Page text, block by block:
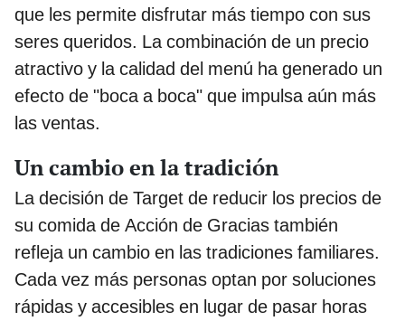
que les permite disfrutar más tiempo con sus
seres queridos. La combinación de un precio
atractivo y la calidad del menú ha generado un
efecto de "boca a boca" que impulsa aún más
las ventas.
Un cambio en la tradición
La decisión de Target de reducir los precios de
su comida de Acción de Gracias también
refleja un cambio en las tradiciones familiares.
Cada vez más personas optan por soluciones
rápidas y accesibles en lugar de pasar horas